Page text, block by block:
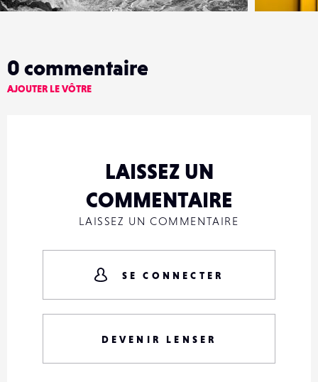
0 commentaire
AJOUTER LE VÔTRE
LAISSEZ UN
COMMENTAIRE
LAISSEZ UN COMMENTAIRE
SE CONNECTER
DEVENIR LENSER